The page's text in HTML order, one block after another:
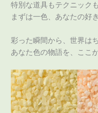
特別な道具もテクニック
まずは一色、あなたの好
彩った瞬間から、世界は
あなた色の物語を、ここ